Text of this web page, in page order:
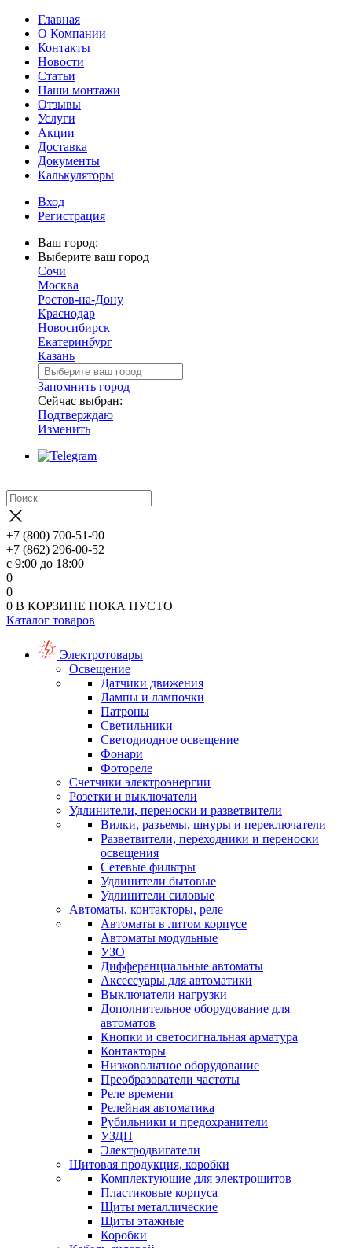
Главная
О Компании
Контакты
Новости
Статьи
Наши монтажи
Отзывы
Услуги
Акции
Доставка
Документы
Калькуляторы
Вход
Регистрация
Ваш город:
Выберите ваш город
Сочи
Москва
Ростов-на-Дону
Краснодар
Новосибирск
Екатеринбург
Казань
Запомнить город
Сейчас выбран:
Подтверждаю
Изменить
+7 (800) 700-51-90
+7 (862) 296-00-52
с 9:00 до 18:00
0
0
0 В КОРЗИНЕ ПОКА ПУСТО
Каталог товаров
Электротовары
Освещение
Датчики движения
Лампы и лампочки
Патроны
Светильники
Светодиодное освещение
Фонари
Фотореле
Счетчики электроэнергии
Розетки и выключатели
Удлинители, переноски и разветвители
Вилки, разъемы, шнуры и переключатели
Разветвители, переходники и переноски
освещения
Сетевые фильтры
Удлинители бытовые
Удлинители силовые
Автоматы, контакторы, реле
Автоматы в литом корпусе
Автоматы модульные
УЗО
Дифференциальные автоматы
Аксессуары для автоматики
Выключатели нагрузки
Дополнительное оборудование для
автоматов
Кнопки и светосигнальная арматура
Контакторы
Низковольтное оборудование
Преобразователи частоты
Реле времени
Релейная автоматика
Рубильники и предохранители
УЗДП
Электродвигатели
Щитовая продукция, коробки
Комплектующие для электрощитов
Пластиковые корпуса
Щиты металлические
Щиты этажные
Коробки